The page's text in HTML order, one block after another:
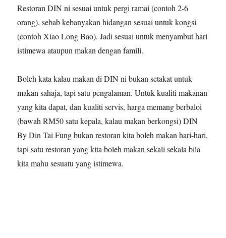
Restoran DIN ni sesuai untuk pergi ramai (contoh 2-6
orang), sebab kebanyakan hidangan sesuai untuk kongsi
(contoh Xiao Long Bao). Jadi sesuai untuk menyambut hari
istimewa ataupun makan dengan famili.
Boleh kata kalau makan di DIN ni bukan setakat untuk
makan sahaja, tapi satu pengalaman. Untuk kualiti makanan
yang kita dapat, dan kualiti servis, harga memang berbaloi
(bawah RM50 satu kepala, kalau makan berkongsi) DIN
By Din Tai Fung bukan restoran kita boleh makan hari-hari,
tapi satu restoran yang kita boleh makan sekali sekala bila
kita mahu sesuatu yang istimewa.